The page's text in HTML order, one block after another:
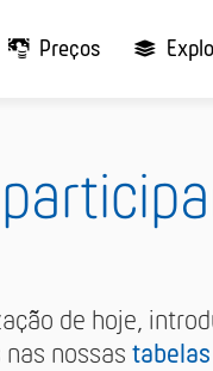
Preços
de hoje,
nossas